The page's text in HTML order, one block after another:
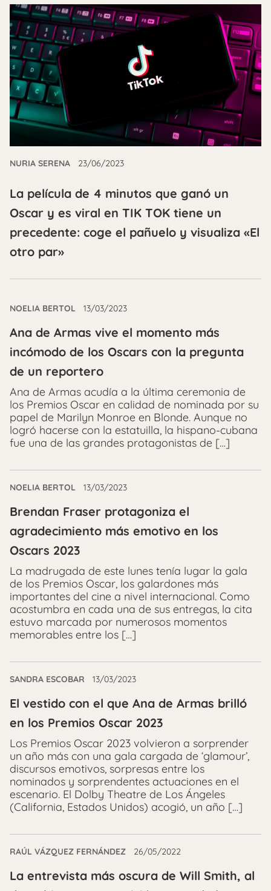
NURIA SERENA 23/06/2023
La película de 4 minutos que ganó un
Oscar y es viral en TIK TOK tiene un
precedente: coge el pañuelo y visualiza «El
otro par»
NOELIA BERTOL 13/03/2023
Ana de Armas vive el momento más
incómodo de los Oscars con la pregunta
de un reportero
Ana de Armas acudía a la última ceremonia de
los Premios Oscar en calidad de nominada por su
papel de Marilyn Monroe en Blonde. Aunque no
logró hacerse con la estatuilla, la hispano-cubana
fue una de las grandes protagonistas de […]
NOELIA BERTOL 13/03/2023
Brendan Fraser protagoniza el
agradecimiento más emotivo en los
Oscars 2023
La madrugada de este lunes tenía lugar la gala
de los Premios Oscar, los galardones más
importantes del cine a nivel internacional. Como
acostumbra en cada una de sus entregas, la cita
estuvo marcada por numerosos momentos
memorables entre los […]
SANDRA ESCOBAR 13/03/2023
El vestido con el que Ana de Armas brilló
en los Premios Oscar 2023
Los Premios Oscar 2023 volvieron a sorprender
un año más con una gala cargada de ‘glamour’,
discursos emotivos, sorpresas entre los
nominados y sorprendentes actuaciones en el
escenario. El Dolby Theatre de Los Ángeles
(California, Estados Unidos) acogió, un año […]
RAÚL VÁZQUEZ FERNÁNDEZ 26/05/2022
La entrevista más oscura de Will Smith, al